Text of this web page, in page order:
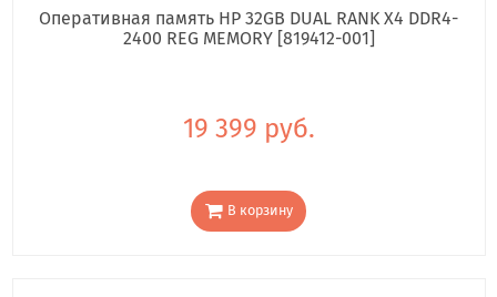
Оперативная память HP 32GB DUAL RANK X4 DDR4-
2400 REG MEMORY [819412-001]
19 399 руб.
В корзину